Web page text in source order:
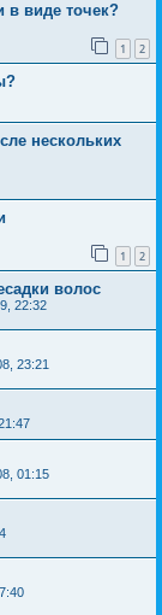
в виде точек?
1 2
нескольких
1 2
волос
22:32
23:21
01:15